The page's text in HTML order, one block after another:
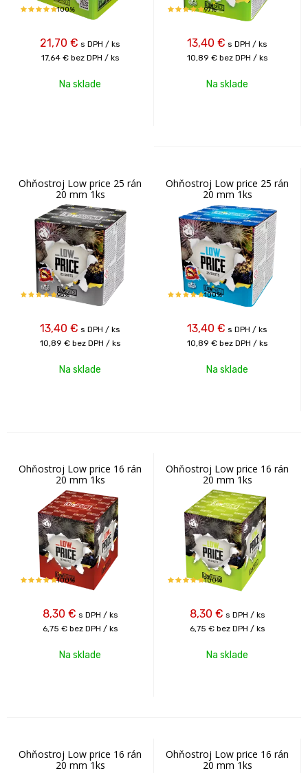
100%
21,70 € s DPH / ks
17,64 € bez DPH / ks
Na sklade
97%
13,40 € s DPH / ks
10,89 € bez DPH / ks
Na sklade
Ohňostroj Low price 25 rán
20 mm 1ks
96%
13,40 € s DPH / ks
10,89 € bez DPH / ks
Na sklade
Ohňostroj Low price 25 rán
20 mm 1ks
100%
13,40 € s DPH / ks
10,89 € bez DPH / ks
Na sklade
Ohňostroj Low price 16 rán
20 mm 1ks
100%
8,30 € s DPH / ks
6,75 € bez DPH / ks
Na sklade
Ohňostroj Low price 16 rán
20 mm 1ks
100%
8,30 € s DPH / ks
6,75 € bez DPH / ks
Na sklade
Ohňostroj Low price 16 rán
20 mm 1ks
Ohňostroj Low price 16 rán
20 mm 1ks